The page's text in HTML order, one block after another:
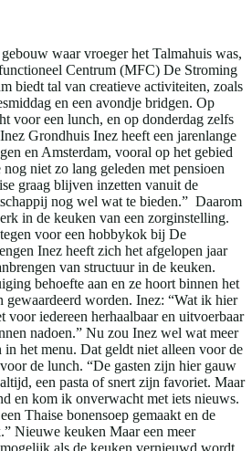
waar vroeger het Talmahuis was,
Centrum (MFC) De Stroming
biedt tal van creatieve activiteiten, zoals
en een avondje bridgen. Op
voor een lunch, en op donderdag zelfs
Grondhuis Inez heeft een jarenlange
en Amsterdam, vooral op het gebied
niet zo lang geleden met pensioen
graag blijven inzetten vanuit de
nog wel wat te bieden.” Daarom
in de keuken van een zorginstelling.
voor een hobbykok bij De
Inez heeft zich het afgelopen jaar
van structuur in de keuken.
behoefte aan en ze hoort binnen het
gewaardeerd worden. Inez: “Wat ik hier
voor iedereen herhaalbaar en uitvoerbaar
nadoen.” Nu zou Inez wel wat meer
het menu. Dat geldt niet alleen voor de
de lunch. “De gasten zijn hier gauw
een pasta of snert zijn favoriet. Maar
en kom ik onverwacht met iets nieuws.
Thaise bonensoep gemaakt en de
Nieuwe keuken Maar een meer
als de keuken vernieuwd wordt.